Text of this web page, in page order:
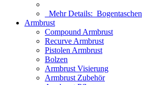
Mehr Details: Bogentaschen
Armbrust
Compound Armbrust
Recurve Armbrust
Pistolen Armbrust
Bolzen
Armbrust Visierung
Armbrust Zubehör